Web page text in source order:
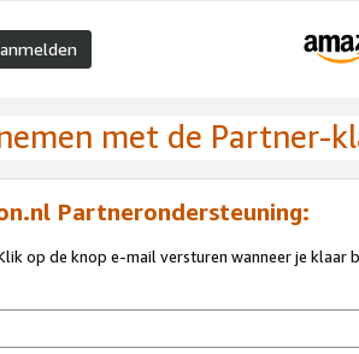
met de Partner-
Partnerondersteuning:
op de knop e-mail versturen wanneer je klaar